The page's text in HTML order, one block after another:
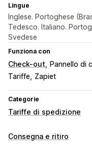
Lingue
Inglese. Portoghese
Tedesco. Italiano.
Svedese
Funziona con
Check-out Pannello di
Tariffe
Zapiet
Categorie
Tariffe di spedizione
Calcolo delle tariffe
Consegna e ritiro